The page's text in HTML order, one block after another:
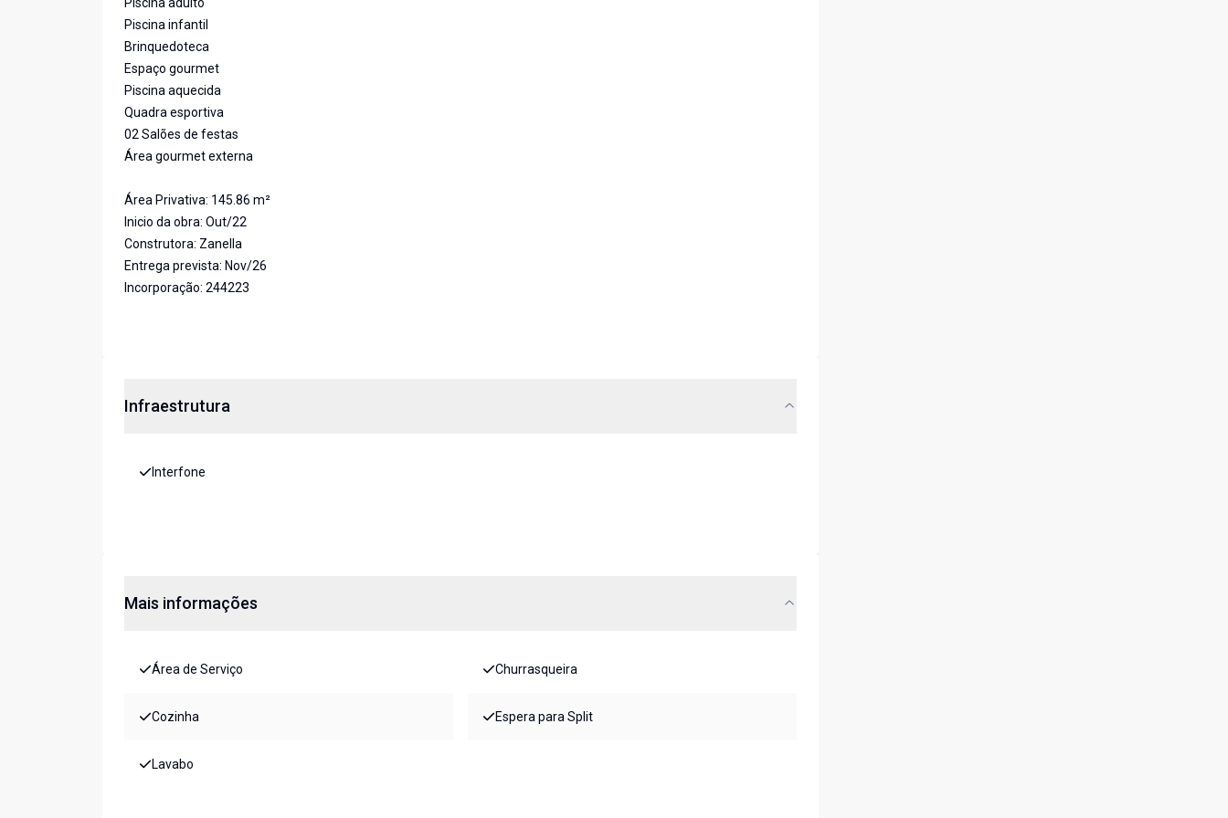
Piscina adulto
Piscina infantil
Brinquedoteca
Espaço gourmet
Piscina aquecida
Quadra esportiva
02 Salões de festas
Área gourmet externa
Área Privativa: 145.86 m²
Inicio da obra: Out/22
Construtora: Zanella
Entrega prevista: Nov/26
Incorporação: 244223
Infraestrutura
Interfone
Mais informações
Área de Serviço Churrasqueira
Cozinha Espera para Split
Lavabo